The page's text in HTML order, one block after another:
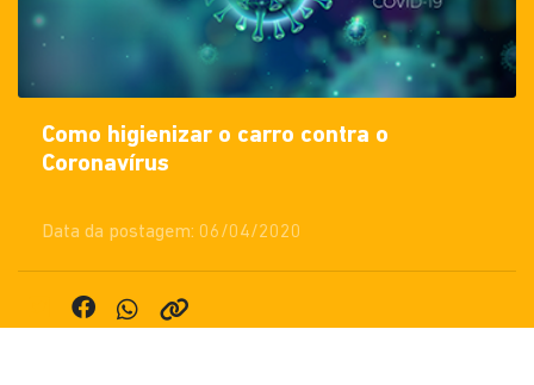
Como higienizar o carro contra o
Coronavírus
Data da postagem: 06/04/2020